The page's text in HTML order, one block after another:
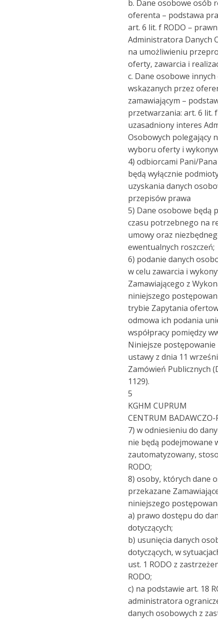
b. Dane osobowe osób
oferenta – podstawa
art. 6 lit. f RODO –
Administratora Danych
na umożliwieniu
oferty, zawarcia i
c. Dane osobowe
wskazanych przez
zamawiającym –
przetwarzania: art. 6 lit.
uzasadniony interes
Osobowych polegający
wyboru oferty i
4) odbiorcami Pani/
będą wyłącznie
uzyskania danych
przepisów prawa
5) Dane osobowe będą
czasu potrzebnego na
umowy oraz
ewentualnych roszczeń;
6) podanie danych
w celu zawarcia i
Zamawiającego z
niniejszego
trybie Zapytania
odmowa ich podania
współpracy pomiędzy
Niniejsze
ustawy z dnia 11
Zamówień Publicznych
1129).
5
KGHM CUPRUM
CENTRUM BADAWCZO-
7) w odniesieniu do
nie będą podejmowane
zautomatyzowany,
RODO;
8) osoby, których dane
przekazane
niniejszego
a) prawo dostępu do
dotyczących;
b) usunięcia danych
dotyczących, w
ust. 1 RODO z
RODO;
c) na podstawie art. 18
administratora
danych osobowych z